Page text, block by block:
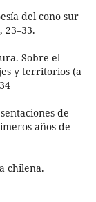
del cono sur
23–33.
Sobre el
y territorios (a
de
años de
chilena.